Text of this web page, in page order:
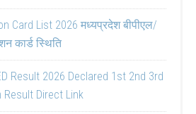
Card List 2026 मध्यप्रदेश बीपीएल/
कार्ड स्थिति
Result 2026 Declared 1st 2nd 3rd
Result Direct Link